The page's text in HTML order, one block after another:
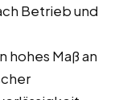
Betrieb und
hohes Maß an